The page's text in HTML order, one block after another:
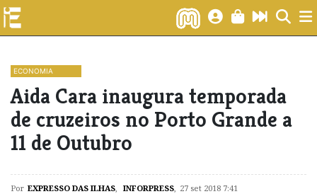
ECONOMIA
Aida Cara inaugura temporada
de cruzeiros no Porto Grande a
11 de Outubro
Por EXPRESSO DAS ILHAS, INFORPRESS, 27 set 2018 7:41